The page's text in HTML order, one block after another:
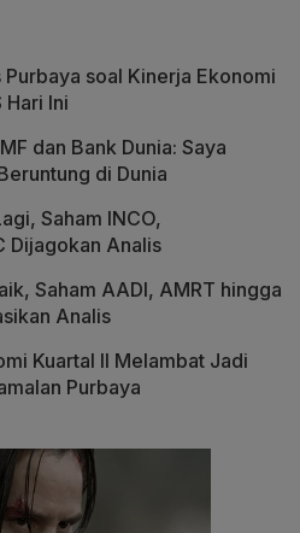
soal Kinerja Ekonomi
Hari Ini
dan Bank Dunia: Saya
di Dunia
Saham INCO,
Dijagokan Analis
Saham AADI, AMRT hingga
Analis
Kuartal II Melambat Jadi
Purbaya